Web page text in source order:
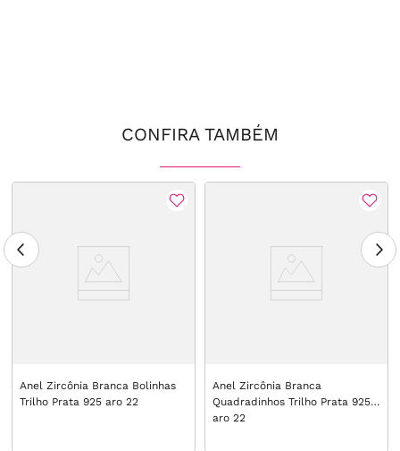
CONFIRA TAMBÉM
Anel Zircônia Branca Bolinhas
Trilho Prata 925 aro 22
Anel Zircônia Branca
Quadradinhos Trilho Prata 925
aro 22